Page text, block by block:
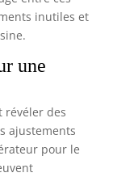
inutiles et
une
révéler des
ajustements
pour le